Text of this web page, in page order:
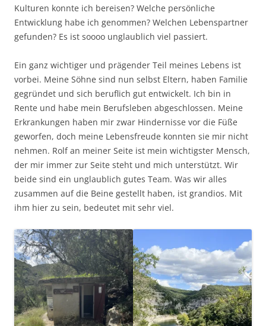
Kulturen konnte ich bereisen? Welche persönliche
Entwicklung habe ich genommen? Welchen Lebenspartner
gefunden? Es ist soooo unglaublich viel passiert.
Ein ganz wichtiger und prägender Teil meines Lebens ist
vorbei. Meine Söhne sind nun selbst Eltern, haben Familie
gegründet und sich beruflich gut entwickelt. Ich bin in
Rente und habe mein Berufsleben abgeschlossen. Meine
Erkrankungen haben mir zwar Hindernisse vor die Füße
geworfen, doch meine Lebensfreude konnten sie mir nicht
nehmen. Rolf an meiner Seite ist mein wichtigster Mensch,
der mir immer zur Seite steht und mich unterstützt. Wir
beide sind ein unglaublich gutes Team. Was wir alles
zusammen auf die Beine gestellt haben, ist grandios. Mit
ihm hier zu sein, bedeutet mit sehr viel.